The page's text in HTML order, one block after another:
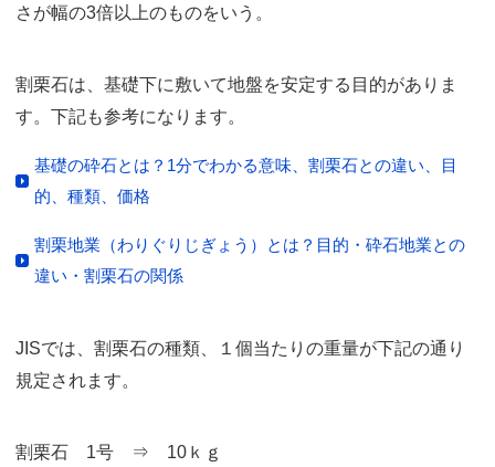
さが幅の3倍以上のものをいう。
割栗石は、基礎下に敷いて地盤を安定する目的がありま
す。下記も参考になります。
基礎の砕石とは？1分でわかる意味、割栗石との違い、目
的、種類、価格
割栗地業（わりぐりじぎょう）とは？目的・砕石地業との
違い・割栗石の関係
JISでは、割栗石の種類、１個当たりの重量が下記の通り
規定されます。
割栗石 1号 ⇒ 10ｋｇ